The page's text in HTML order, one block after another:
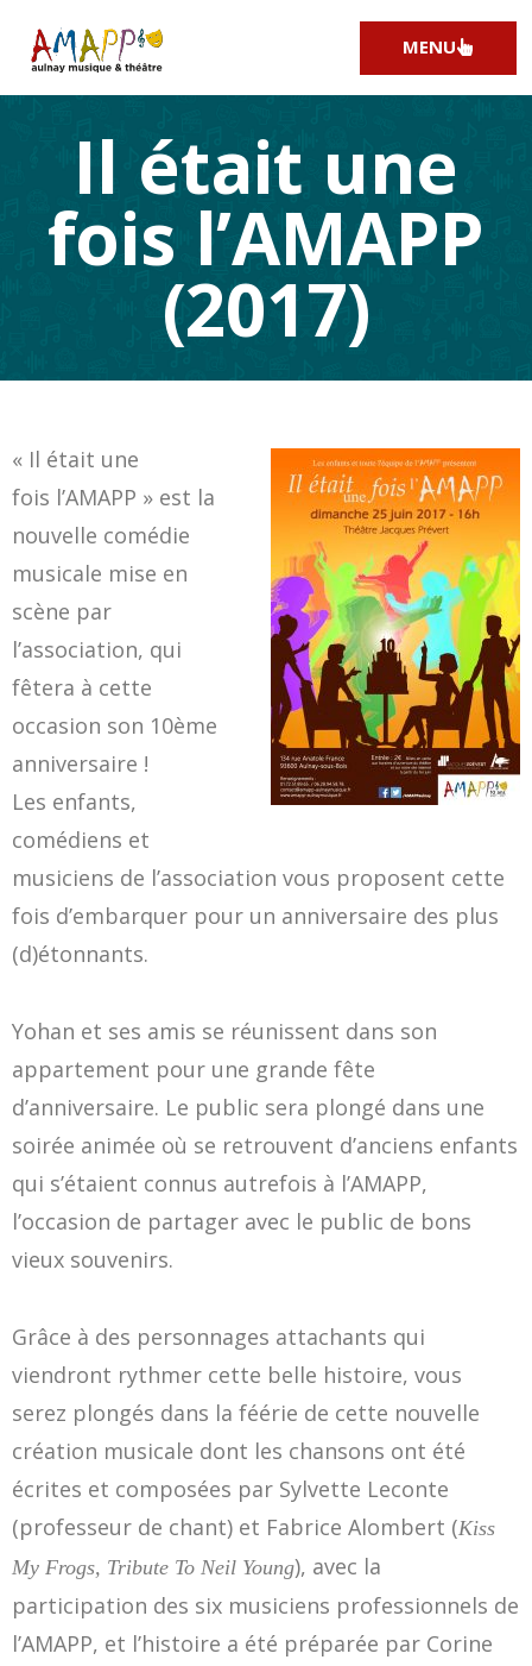
MENU
Il était une
fois l’AMAPP
(2017)
« Il était une
fois l’AMAPP » est la
nouvelle comédie
musicale mise en
scène par
l’association, qui
fêtera à cette
occasion son 10ème
anniversaire !
Les enfants,
comédiens et
musiciens de l’association vous proposent cette
fois d’embarquer pour un anniversaire des plus
(d)étonnants.
Yohan et ses amis se réunissent dans son
appartement pour une grande fête
d’anniversaire. Le public sera plongé dans une
soirée animée où se retrouvent d’anciens enfants
qui s’étaient connus autrefois à l’AMAPP,
l’occasion de partager avec le public de bons
vieux souvenirs.
Grâce à des personnages attachants qui
viendront rythmer cette belle histoire, vous
serez plongés dans la féérie de cette nouvelle
création musicale dont les chansons ont été
écrites et composées par Sylvette Leconte
(professeur de chant) et Fabrice Alombert (Kiss
My Frogs, Tribute To Neil Young), avec la
participation des six musiciens professionnels de
l’AMAPP, et l’histoire a été préparée par Corine